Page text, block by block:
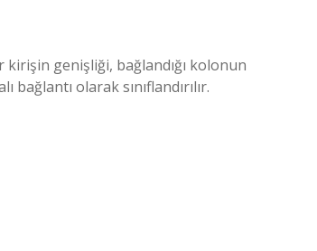
genişliği, bağlandığı kolonun
olarak sınıflandırılır.